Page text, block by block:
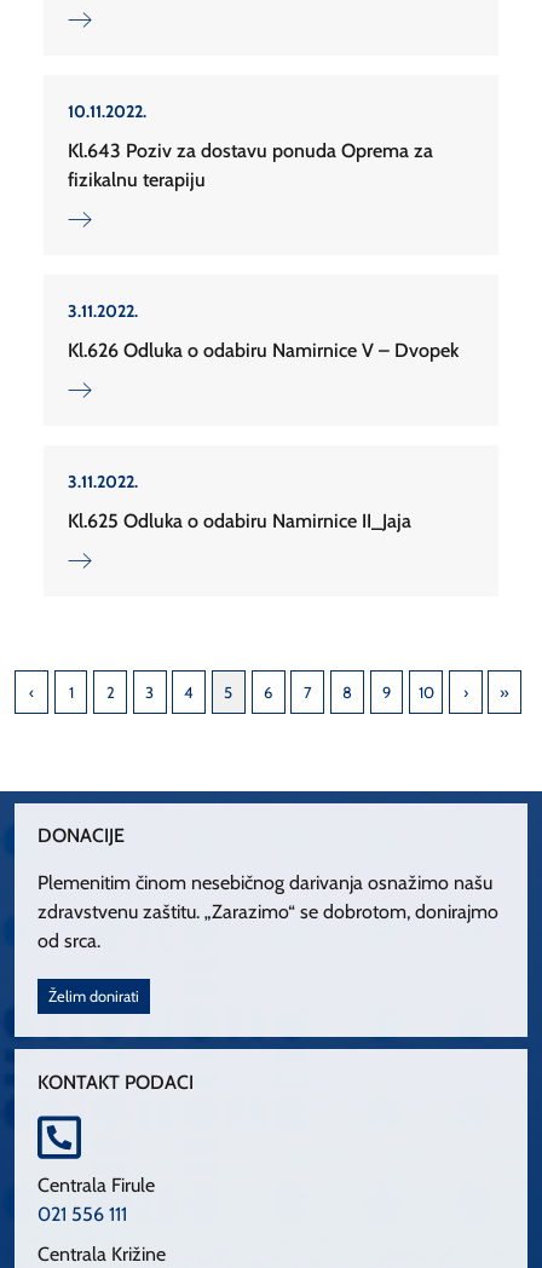
10.11.2022.
Kl.643 Poziv za dostavu ponuda Oprema za
fizikalnu terapiju
3.11.2022.
Kl.626 Odluka o odabiru Namirnice V – Dvopek
3.11.2022.
Kl.625 Odluka o odabiru Namirnice II_Jaja
1 2 3 4 5 6 7 8 9 10
DONACIJE
Plemenitim činom nesebičnog darivanja osnažimo našu
zdravstvenu zaštitu. „Zarazimo“ se dobrotom, donirajmo
od srca.
Želim donirati
KONTAKT PODACI
Centrala Firule
021 556 111
Centrala Križine